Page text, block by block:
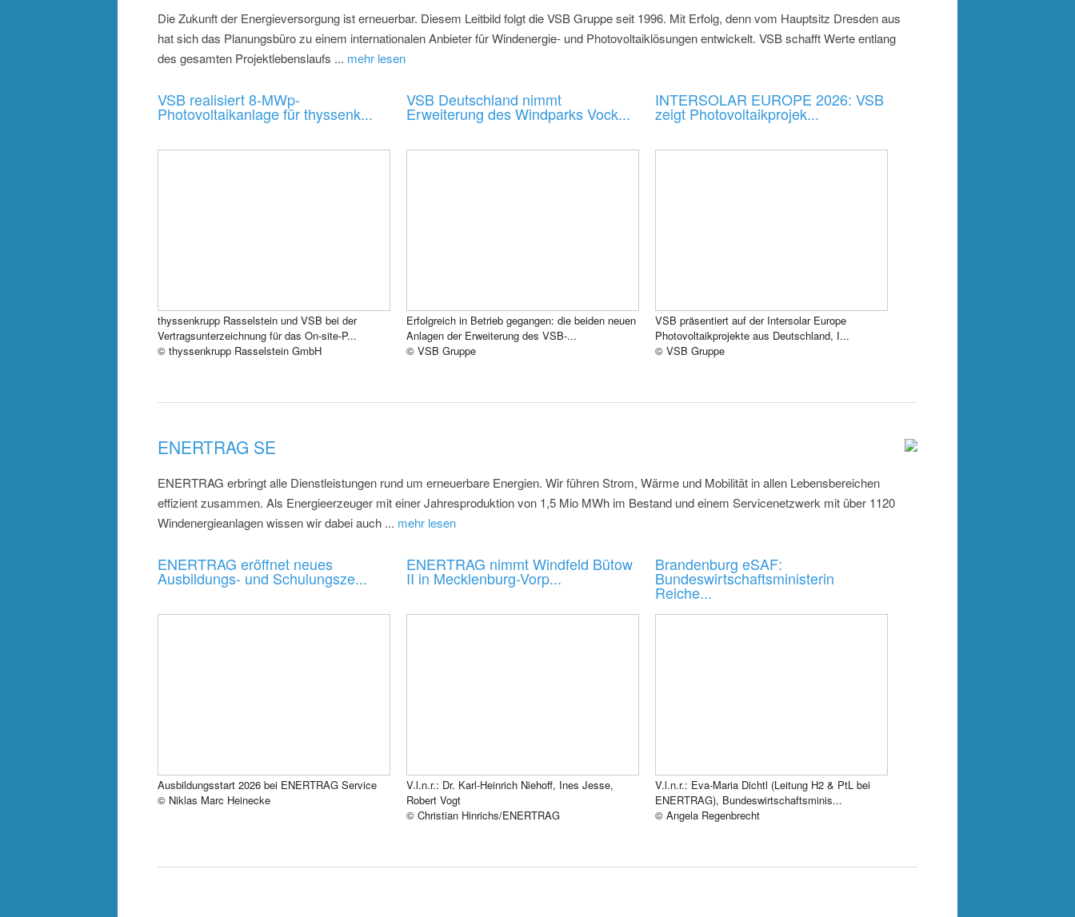
Die Zukunft der Energieversorgung ist erneuerbar. Diesem Leitbild folgt die VSB Gruppe seit 1996. Mit Erfolg, denn vom Hauptsitz Dresden aus
hat sich das Planungsbüro zu einem internationalen Anbieter für Windenergie- und Photovoltaiklösungen entwickelt. VSB schafft Werte entlang
des gesamten Projektlebenslaufs ... mehr lesen
VSB realisiert 8-MWp-
Photovoltaikanlage für thyssenk...
thyssenkrupp Rasselstein und VSB bei der
Vertragsunterzeichnung für das On-site-P...
© thyssenkrupp Rasselstein GmbH
VSB Deutschland nimmt
Erweiterung des Windparks Vock...
Erfolgreich in Betrieb gegangen: die beiden neuen
Anlagen der Erweiterung des VSB-...
© VSB Gruppe
INTERSOLAR EUROPE 2026: VSB
zeigt Photovoltaikprojek...
VSB präsentiert auf der Intersolar Europe
Photovoltaikprojekte aus Deutschland, I...
© VSB Gruppe
ENERTRAG SE
ENERTRAG erbringt alle Dienstleistungen rund um erneuerbare Energien. Wir führen Strom, Wärme und Mobilität in allen Lebensbereichen
effizient zusammen. Als Energieerzeuger mit einer Jahresproduktion von 1,5 Mio MWh im Bestand und einem Servicenetzwerk mit über 1120
Windenergieanlagen wissen wir dabei auch ... mehr lesen
ENERTRAG eröffnet neues
Ausbildungs- und Schulungsze...
Ausbildungsstart 2026 bei ENERTRAG Service
© Niklas Marc Heinecke
ENERTRAG nimmt Windfeld Bütow
II in Mecklenburg-Vorp...
V.l.n.r.: Dr. Karl-Heinrich Niehoff, Ines Jesse,
Robert Vogt
© Christian Hinrichs/ENERTRAG
Brandenburg eSAF:
Bundeswirtschaftsministerin
Reiche...
V.l.n.r.: Eva-Maria Dichtl (Leitung H2 & PtL bei
ENERTRAG), Bundeswirtschaftsminis...
© Angela Regenbrecht